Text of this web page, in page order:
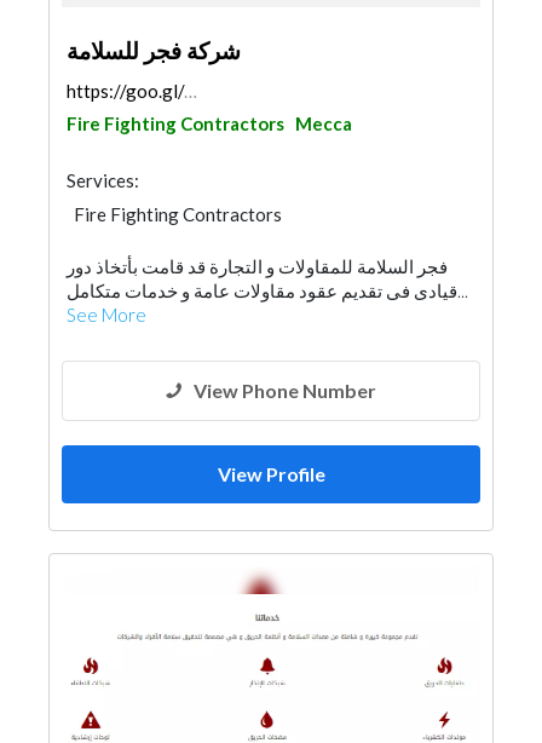
شركة فجر للسلامة
https://goo.gl/maps/yJ3Q6KfSDVcVfiZ39
Fire Fighting Contractors Mecca
Services:
Fire Fighting Contractors
فجر السلامة للمقاولات و التجارة قد قامت بأتخاذ دور
قيادى فى تقديم عقود مقاولات عامة و خدمات متكامل...
See More
View Phone Number
View Profile